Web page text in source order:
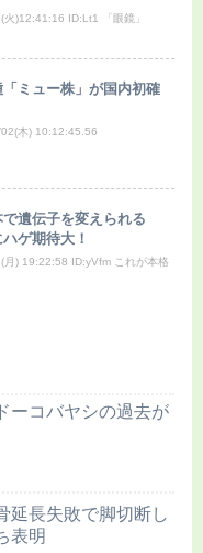
)12:41:16 ID:Lt1 「眼鏡」
「ミュー株」が国内初確
木) 10:12:45.56
で遺伝子を変えられる
ゲ期待大！
) 19:22:58 ID:yVfm これが本格
ーコバヤシの過去が
延長失敗で脚切断し
表明